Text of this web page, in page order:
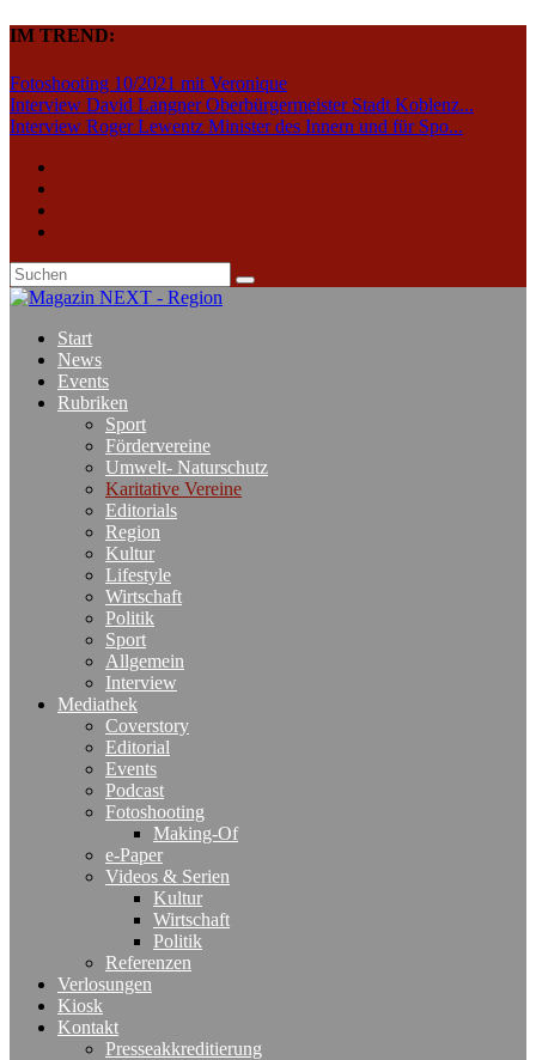
IM TREND:
Fotoshooting 10/2021 mit Veronique
Interview David Langner Oberbürgermeister Stadt Koblenz...
Interview Roger Lewentz Minister des Innern und für Spo...
Start
News
Events
Rubriken
Sport
Fördervereine
Umwelt- Naturschutz
Karitative Vereine
Editorials
Region
Kultur
Lifestyle
Wirtschaft
Politik
Sport
Allgemein
Interview
Mediathek
Coverstory
Editorial
Events
Podcast
Fotoshooting
Making-Of
e-Paper
Videos & Serien
Kultur
Wirtschaft
Politik
Referenzen
Verlosungen
Kiosk
Kontakt
Presseakkreditierung